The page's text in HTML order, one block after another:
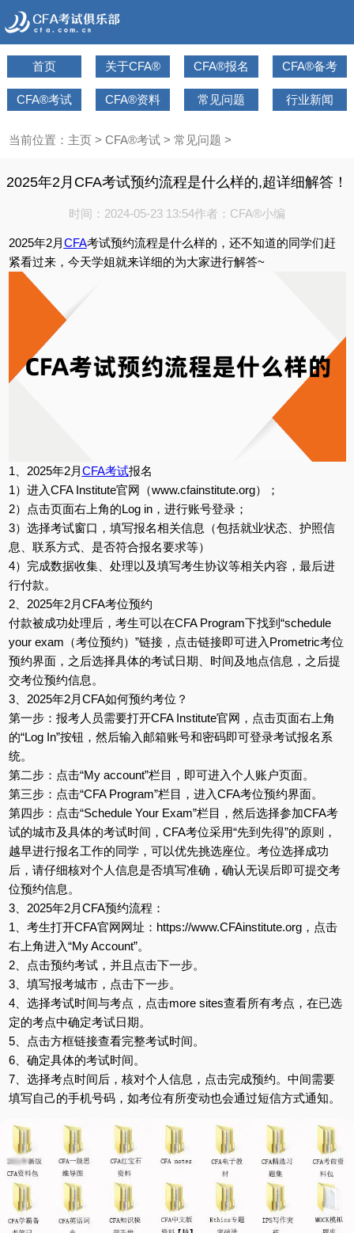
首页 关于CFA® CFA®报名 CFA®备考
CFA®考试 CFA®资料 常见问题 行业新闻
当前位置： 主页> CFA®考试> 常见问题 >
2025年2月CFA考试预约流程是什么样的,超详细解答！
时间：2024-05-23 13:54作者：CFA®小编
2025年2月CFA考试预约流程是什么样的，还不知道的同学们赶
紧看过来，今天学姐就来详细的为大家进行解答~
1、2025年2月CFA考试报名
1）进入CFA Institute官网（www.cfainstitute.org）；
2）点击页面右上角的Log in，进行账号登录；
3）选择考试窗口，填写报名相关信息（包括就业状态、护照信
息、联系方式、是否符合报名要求等）
4）完成数据收集、处理以及填写考生协议等相关内容，最后进
行付款。
2、2025年2月CFA考位预约
付款被成功处理后，考生可以在CFA Program下找到“schedule
your exam（考位预约）”链接，点击链接即可进入Prometric考位
预约界面，之后选择具体的考试日期、时间及地点信息，之后提
交考位预约信息。
3、2025年2月CFA如何预约考位？
第一步：报考人员需要打开CFA Institute官网，点击页面右上角
的“Log In”按钮，然后输入邮箱账号和密码即可登录考试报名系
统。
第二步：点击“My account”栏目，即可进入个人账户页面。
第三步：点击“CFA Program”栏目，进入CFA考位预约界面。
第四步：点击“Schedule Your Exam”栏目，然后选择参加CFA考
试的城市及具体的考试时间，CFA考位采用“先到先得”的原则，
越早进行报名工作的同学，可以优先挑选座位。考位选择成功
后，请仔细核对个人信息是否填写准确，确认无误后即可提交考
位预约信息。
3、2025年2月CFA预约流程：
1、考生打开CFA官网网址：https://www.CFAinstitute.org，点击
右上角进入“My Account”。
2、点击预约考试，并且点击下一步。
3、填写报考城市，点击下一步。
4、选择考试时间与考点，点击more sites查看所有考点，在已选
定的考点中确定考试日期。
5、点击方框链接查看完整考试时间。
6、确定具体的考试时间。
7、选择考点时间后，核对个人信息，点击完成预约。中间需要
填写自己的手机号码，如考位有所变动也会通过短信方式通知。